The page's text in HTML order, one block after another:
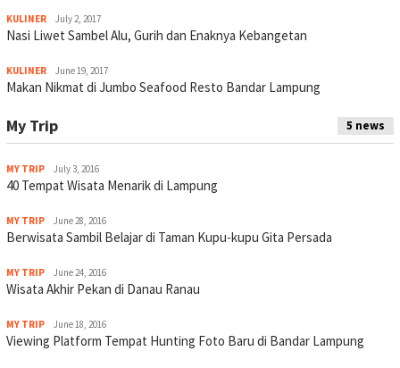
KULINER July 2, 2017
Nasi Liwet Sambel Alu, Gurih dan Enaknya Kebangetan
KULINER June 19, 2017
Makan Nikmat di Jumbo Seafood Resto Bandar Lampung
My Trip 5 news
MY TRIP July 3, 2016
40 Tempat Wisata Menarik di Lampung
MY TRIP June 28, 2016
Berwisata Sambil Belajar di Taman Kupu-kupu Gita Persada
MY TRIP June 24, 2016
Wisata Akhir Pekan di Danau Ranau
MY TRIP June 18, 2016
Viewing Platform Tempat Hunting Foto Baru di Bandar Lampung